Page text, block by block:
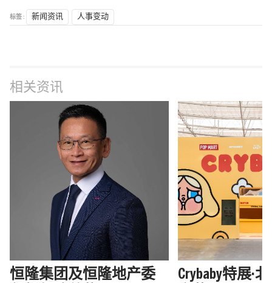
标签 : 新闻资讯 人事变动
相关资讯
恒隆集团及恒隆地产委
Crybaby特展·